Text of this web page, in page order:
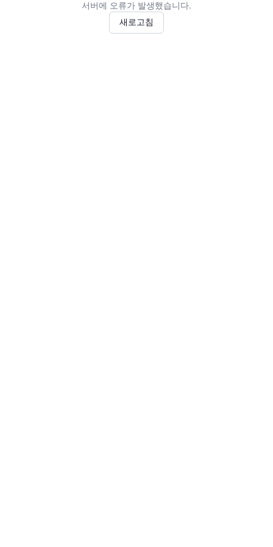
서버에 오류가 발생했습니다.
새로고침